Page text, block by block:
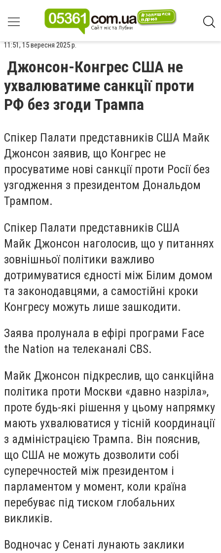
11:51, 15 вересня 2025 р.
Джонсон-Конгрес США не
ухвалюватиме санкції проти
РФ без згоди Трампа
Спікер Палати представників США Майк
Джонсон заявив, що Конгрес не
просуватиме нові санкції проти Росії без
узгодження з президентом Дональдом
Трампом.
Спікер Палати представників США
Майк Джонсон наголосив, що у питаннях
зовнішньої політики важливо
дотримуватися єдності між Білим домом
та законодавцями, а самостійні кроки
Конгресу можуть лише зашкодити.
Заява пролунала в ефірі програми Face
the Nation на телеканалі CBS.
Майк Джонсон підкреслив, що санкційна
політика проти Москви «давно назріла»,
проте будь-які рішення у цьому напрямку
мають ухвалюватися у тісній координації
з адміністрацією Трампа. Він пояснив,
що США не можуть дозволити собі
суперечностей між президентом і
парламентом у момент, коли країна
перебуває під тиском глобальних
викликів.
Водночас у Сенаті лунають заклики